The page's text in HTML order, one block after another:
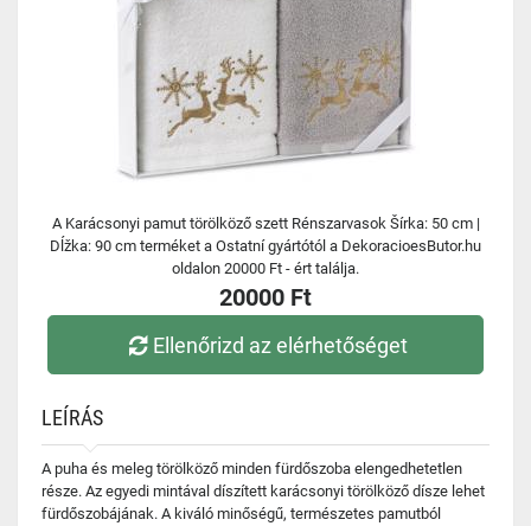
A Karácsonyi pamut törölköző szett Rénszarvasok Šírka: 50 cm |
Dĺžka: 90 cm terméket a Ostatní gyártótól a DekoracioesButor.hu
oldalon 20000 Ft - ért találja.
20000 Ft
Ellenőrizd az elérhetőséget
LEÍRÁS
A puha és meleg törölköző minden fürdőszoba elengedhetetlen
része. Az egyedi mintával díszített karácsonyi törölköző dísze lehet
fürdőszobájának. A kiváló minőségű, természetes pamutból